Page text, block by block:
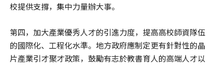
校提供支撐，集中力量辦大事。
第四，加大產業優秀人才的引進力度，提高高校師資隊伍
的國際化、工程化水準。地方政府應制定更有針對性的晶
片產業引才聚才政策，鼓勵有志於教書育人的高端人才以